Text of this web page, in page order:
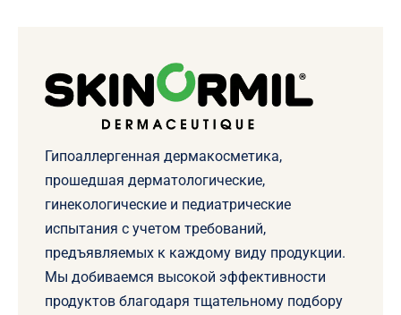
Гипоаллергенная дермакосметика,
прошедшая дерматологические,
гинекологические и педиатрические
испытания с учетом требований,
предъявляемых к каждому виду продукции.
Мы добиваемся высокой эффективности
продуктов благодаря тщательному подбору